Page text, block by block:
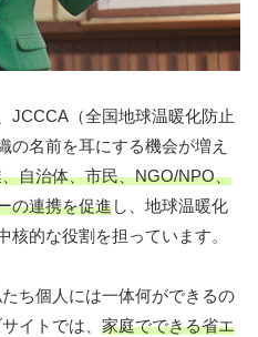
JCCCA（全国地球温暖化防止
の名前を耳にする機会が増え
自治体、市民、NGO/NPO、
の連携を促進し、地球温暖化
的な役割を担っています。
ち個人には一体何ができるの
イトでは、 家庭でできる省エ